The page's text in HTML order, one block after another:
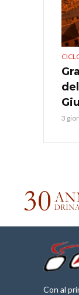
3
Con al